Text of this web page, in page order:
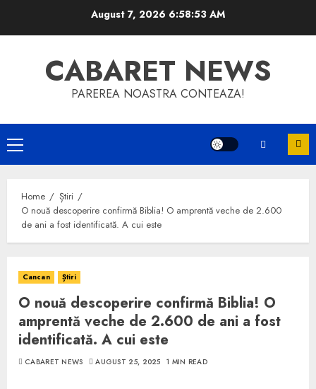
August 7, 2026 6:58:53 AM
CABARET NEWS
PAREREA NOASTRA CONTEAZA!
Primary
Menu
Home
Știri
O nouă descoperire confirmă Biblia! O amprentă veche de 2.600
de ani a fost identificată. A cui este
Cancan Știri
O nouă descoperire confirmă Biblia! O
amprentă veche de 2.600 de ani a fost
identificată. A cui este
CABARET NEWS AUGUST 25, 2025 1 MIN READ